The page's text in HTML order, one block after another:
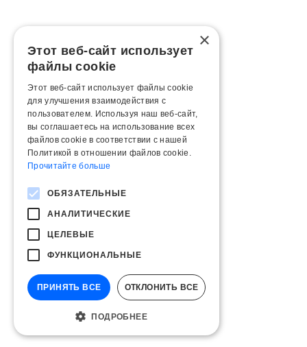
×
Этот веб-сайт использует
файлы cookie
Этот веб-сайт использует файлы cookie
для улучшения взаимодействия с
пользователем. Используя наш веб-сайт,
вы соглашаетесь на использование всех
файлов cookie в соответствии с нашей
Политикой в ​​отношении файлов cookie.
Прочитайте больше
ОБЯЗАТЕЛЬНЫЕ
АНАЛИТИЧЕСКИЕ
ЦЕЛЕВЫЕ
ФУНКЦИОНАЛЬНЫЕ
ПРИНЯТЬ ВСЕ ОТКЛОНИТЬ ВСЕ
ПОДРОБНЕЕ